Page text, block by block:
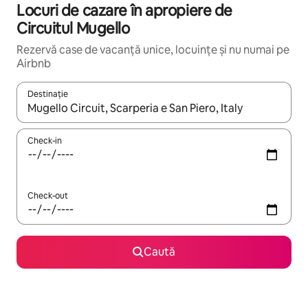
Locuri de cazare în apropiere de
Circuitul Mugello
Rezervă case de vacanță unice, locuințe și nu numai pe
Airbnb
Destinație
Când se încarcă rezultatele, navighează folosind tastele
Check-in
Check-out
Caută